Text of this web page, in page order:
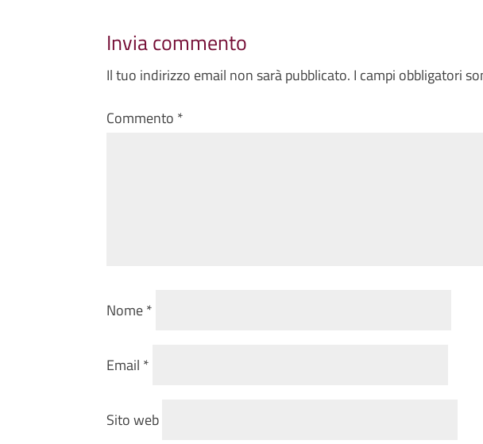
Invia commento
Il tuo indirizzo email non sarà pubblicato. I campi obbligatori
Commento *
Nome*
Email *
Sito web